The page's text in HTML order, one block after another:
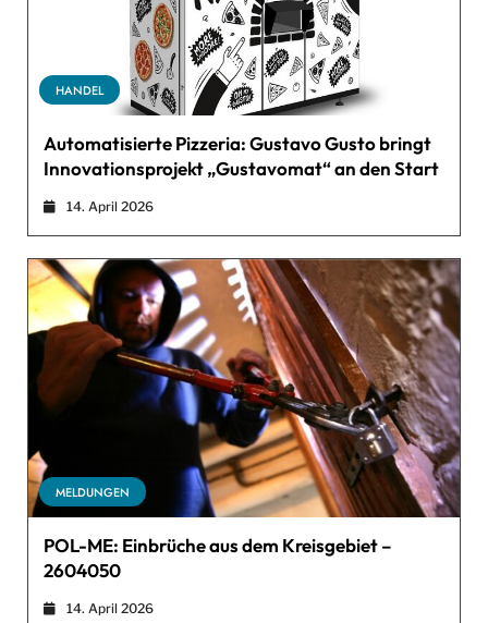
HANDEL
Automatisierte Pizzeria: Gustavo Gusto bringt
Innovationsprojekt „Gustavomat“ an den Start
14. April 2026
MELDUNGEN
POL-ME: Einbrüche aus dem Kreisgebiet –
2604050
14. April 2026